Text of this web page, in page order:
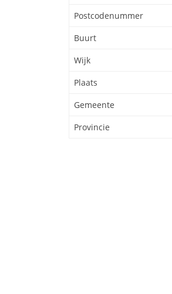
Postcodenummer
Buurt
Wijk
Plaats
Gemeente
Provincie